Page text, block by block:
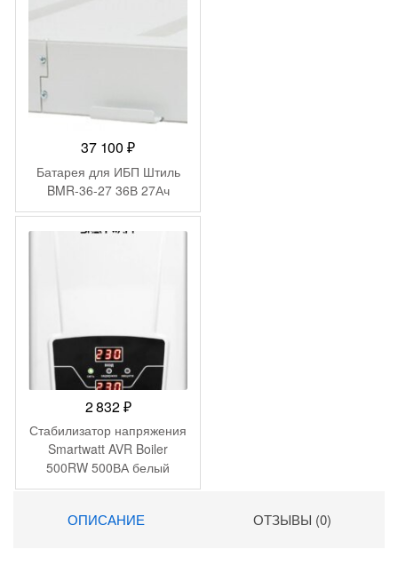
37 100₽
Батарея для ИБП Штиль
BMR-36-27 36В 27Ач
2 832₽
Стабилизатор напряжения
Smartwatt AVR Boiler
500RW 500ВА белый
ОПИСАНИЕ ОТЗЫВЫ (0)